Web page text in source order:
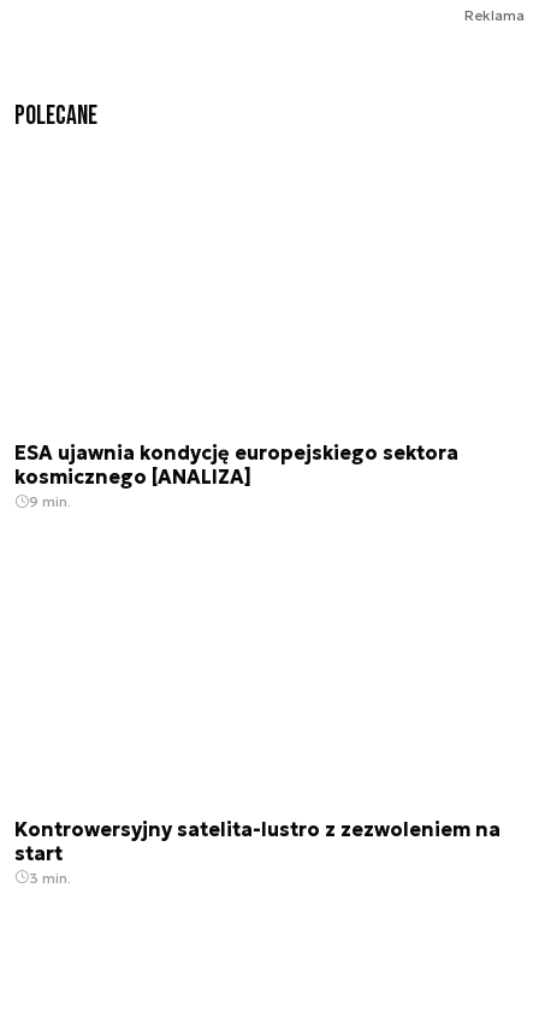
Reklama
Polecane
ESA ujawnia kondycję europejskiego sektora
kosmicznego [ANALIZA]
9 min.
Kontrowersyjny satelita-lustro z zezwoleniem na
start
3 min.